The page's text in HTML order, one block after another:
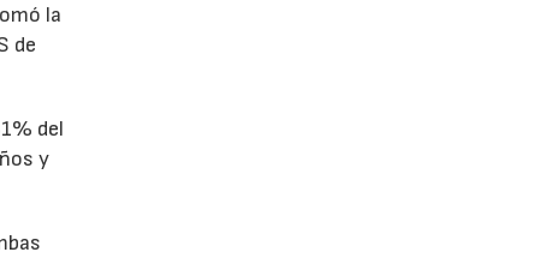
la
de
del
y